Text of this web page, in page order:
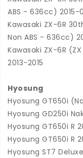
ABS - 636cc) 2015-0
Kawasaki ZX-6R
Non ABS - 636cc)
Kawasaki ZX-6R
2013-2015
Hyosung
Hyosung GT650i
Hyosung GD250i
Hyosung GT650i R
Hyosung GT650i R
Hyosung ST7